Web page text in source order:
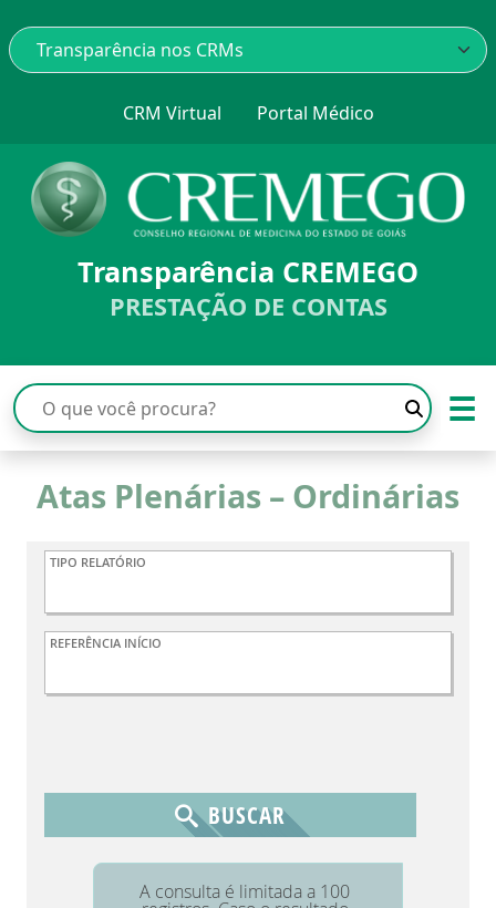
CRM Virtual Portal Médico
Transparência CREMEGO
PRESTAÇÃO DE CONTAS
☰
Atas Plenárias – Ordinárias